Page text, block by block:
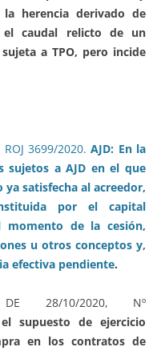
herencia derivado de
el caudal relicto de un
a TPO, pero incide
ROJ 3699/2020.AJD: En la
sujetos a AJD en el que
satisfecha al acreedor,
por el capital
de la cesión,
u otros conceptos y,
efectiva pendiente.
28/10/2020, Nº
supuesto de ejercicio
en los contratos de